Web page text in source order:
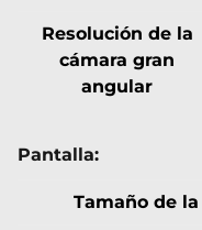
Resolución de la
cámara gran
angular
Pantalla:
Tamaño de